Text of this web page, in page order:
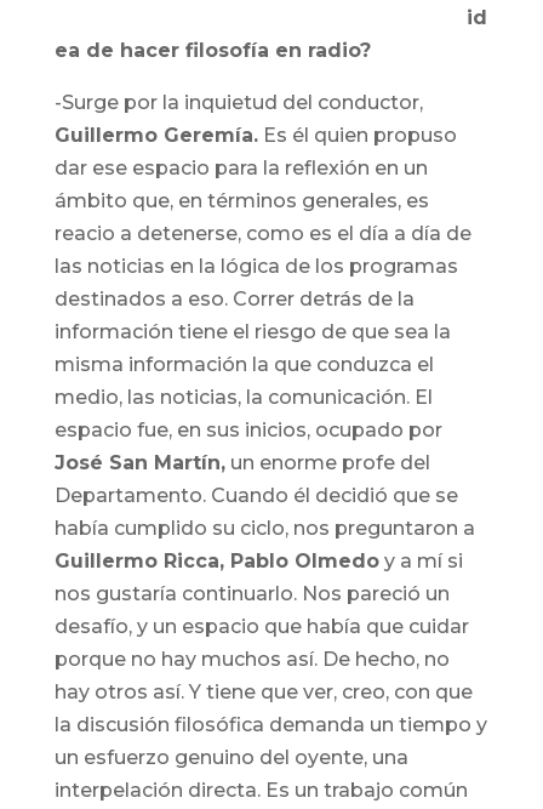
id
ea de hacer filosofía en radio?
-Surge por la inquietud del conductor,
Guillermo Geremía.Es él quien propuso
dar ese espacio para la reflexión en un
ámbito que, en términos generales, es
reacio a detenerse, como es el día a día de
las noticias en la lógica de los programas
destinados a eso. Correr detrás de la
información tiene el riesgo de que sea la
misma información la que conduzca el
medio, las noticias, la comunicación. El
espacio fue, en sus inicios, ocupado por
José San Martín,un enorme profe del
Departamento. Cuando él decidió que se
había cumplido su ciclo, nos preguntaron a
Guillermo Ricca, Pablo Olmedoy a mí si
nos gustaría continuarlo. Nos pareció un
desafío, y un espacio que había que cuidar
porque no hay muchos así. De hecho, no
hay otros así. Y tiene que ver, creo, con que
la discusión filosófica demanda un tiempo y
un esfuerzo genuino del oyente, una
interpelación directa. Es un trabajo común